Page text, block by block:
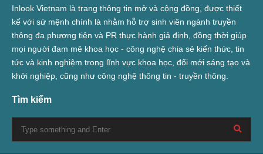
Inlook Vietnam là trang thông tin mở và cộng đồng, được thiết
kế với sứ mệnh chính là nhằm hỗ trợ sinh viên ngành truyền
thông đa phương tiện và PR thực hành giả định, đồng thời giúp
mọi người đam mê khoa học - công nghệ chia sẻ kiến thức, tin
tức và kinh nghiệm trong lĩnh vực khoa học, đổi mới sáng tạo và
khởi nghiệp, cũng như công nghệ thông tin - truyền thông.
Tìm kiếm